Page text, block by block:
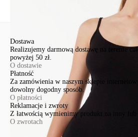
Dostawa
Realizujemy darmową dostawę na terenie
powyżej 50 zł.
O dostawie
Płatność
Za zamówienia w naszym sklepie
dowolny dogodny sposób.
O płatności
Reklamacje i zwroty
Z łatwością wymienimy produkt na inny
O zwrotach